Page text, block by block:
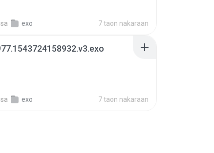
sa exo 7 taon nakaraan
sa exo 7 taon nakaraan